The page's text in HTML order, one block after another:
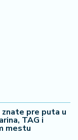
pre puta u
TAG i
mestu